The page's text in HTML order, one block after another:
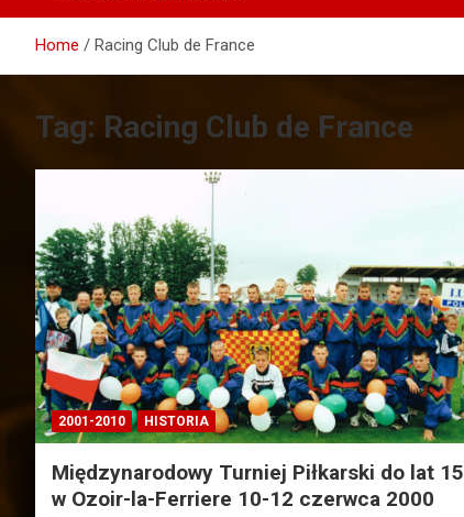
Home Racing Club de France
Tag: Racing Club de France
2001-2010 HISTORIA
Międzynarodowy Turniej Piłkarski do lat 15
w Ozoir-la-Ferriere 10-12 czerwca 2000